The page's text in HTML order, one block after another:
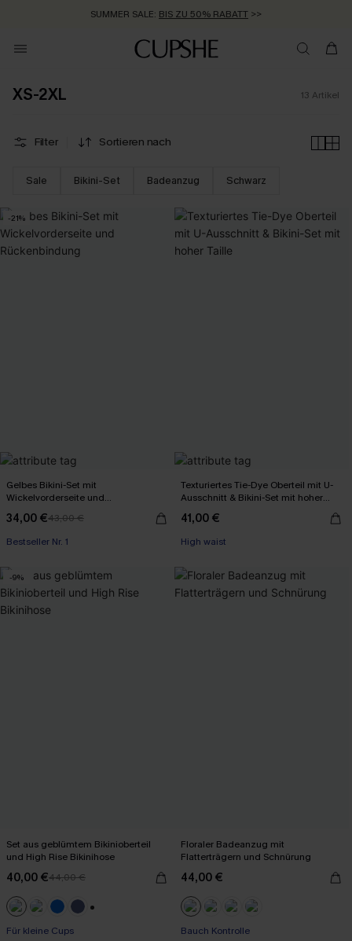
SUMMER SALE: BIS ZU 50% RABATT >>
XS-2XL 13 Artikel
Filter Sortieren nach
Sale Bikini-Set Badeanzug Schwarz
-21%
Gelbes Bikini-Set mit
Wickelvorderseite und
34,00 €43,00 €
Bestseller Nr. 1
Texturiertes Tie-Dye Oberteil mit U-
Ausschnitt & Bikini-Set mit hoher
41,00 €
High waist
-9%
Set aus geblümtem Bikinioberteil
und High Rise Bikinihose
40,00 €44,00 €
Für kleine Cups
Floraler Badeanzug mit
Flatterträgern und Schnürung
44,00 €
Bauch Kontrolle